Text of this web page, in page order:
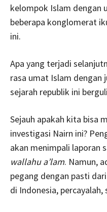
kelompok Islam dengan
beberapa konglomerat
ini.
Apa yang terjadi
rasa umat Islam dengan
sejarah republik ini
Sejauh apakah kita bisa
investigasi Nairn ini?
akan menimpali laporan
wallahu a’lam. Namun,
pegang dengan pasti
di Indonesia,